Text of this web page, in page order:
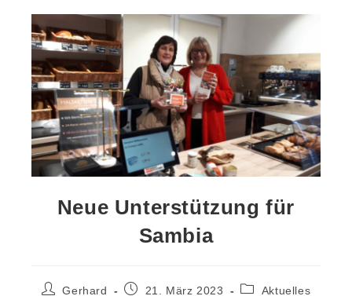
Neue Unterstützung für
Sambia
Gerhard 21. März 2023 Aktuelles